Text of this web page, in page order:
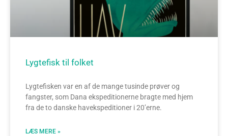
Lygtefisk til folket
Lygtefisken var en af de mange tusinde prøver og
fangster, som Dana ekspeditionerne bragte med hjem
fra de to danske havekspeditioner i 20’erne.
LÆS MERE »